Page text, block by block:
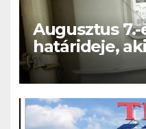
Augusztus
határideje,
nagy bajba